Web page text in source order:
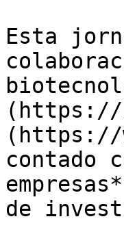
Esta
(https://
(https://
contado
de